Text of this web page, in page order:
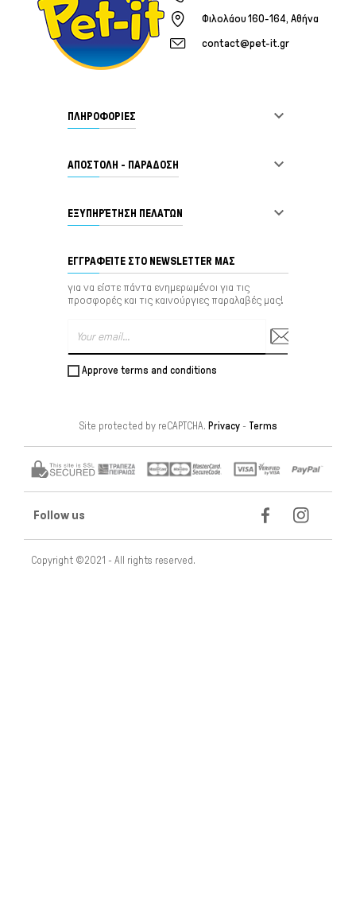
Φιλολάου 160-164, Αθήνα
contact@pet-it.gr
ΠΛΗΡΟΦΟΡΙΕΣ 
ΑΠΟΣΤΟΛΗ - ΠΑΡΑΔΟΣΗ 
ΕΞΥΠΗΡΈΤΗΣΗ ΠΕΛΑΤΏΝ 
ΕΓΓΡΑΦΕΊΤΕ ΣΤΟ NEWSLETTER ΜΑΣ
για να είστε πάντα ενημερωμένοι για τις
προσφορές και τις καινούργιες παραλαβές μας!
Approve terms and conditions
Site protected by reCAPTCHA. Privacy- Terms
Follow us
Copyright ©2021 - All rights reserved.